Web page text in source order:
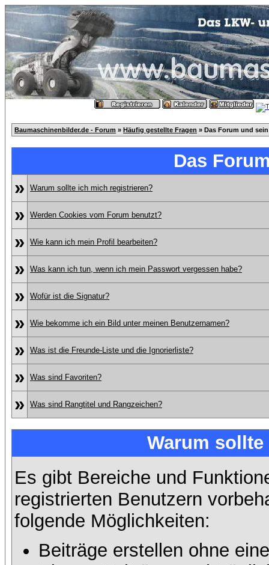
Baumaschinenbilder.de - Forum » Häufig gestellte Fragen » Das Forum und
Das
»
Warum sollte ich mich registrieren?
» Werden Cookies vom Forum benutzt?
» Wie kann ich mein Profil bearbeiten?
» Was kann ich tun, wenn ich mein Passwort vergessen habe?
» Wofür ist die Signatur?
» Wie bekomme ich ein Bild unter meinen Benutzernamen?
» Was ist die Freunde-Liste und die Ignorierliste?
» Was sind Favoriten?
» Was sind Rangtitel und Rangzeichen?
Warum
Es gibt Bereiche und
registrierten Benutzern
folgende Möglichkeiten:
Beiträge erstellen ohne